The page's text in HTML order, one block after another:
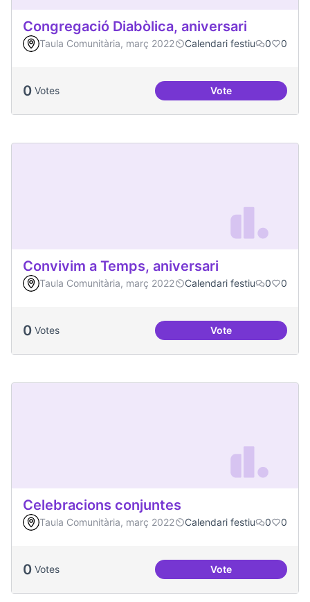
Congregació Diabòlica, aniversari
Taula Comunitària, març 2022 Calendari festiu 0 0
0 Votes VoteCongregació
Convivim a Temps, aniversari
Taula Comunitària, març 2022 Calendari festiu 0 0
0 Votes VoteConvivim a
Celebracions conjuntes
Taula Comunitària, març 2022 Calendari festiu 0 0
0 Votes VoteCelebracions